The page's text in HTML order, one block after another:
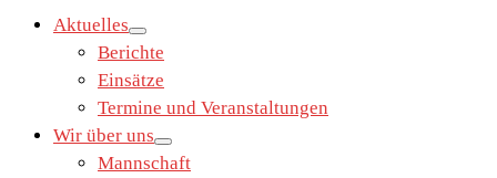
Aktuelles
Berichte
Einsätze
Termine und Veranstaltungen
Wir über uns
Mannschaft